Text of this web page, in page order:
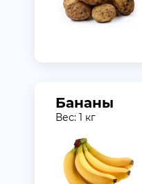
Бананы
Вес: 1 кг